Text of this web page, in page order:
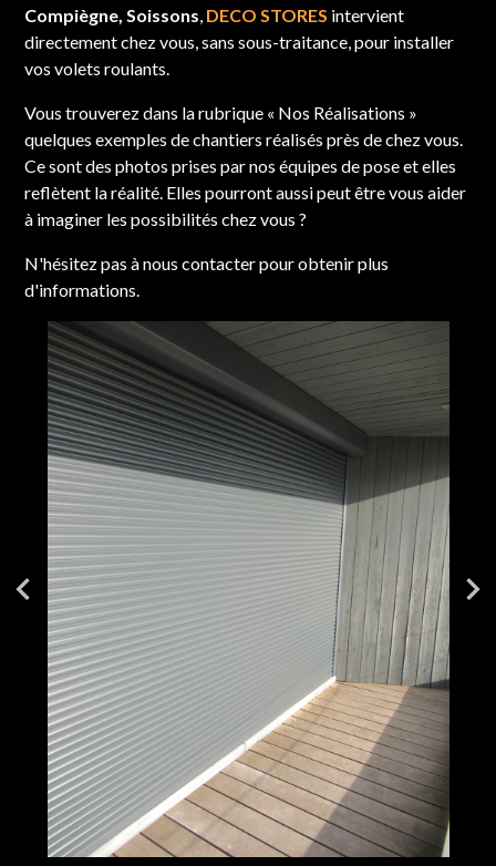
Compiègne, Soissons DECO STORES intervient
directement chez vous, sans sous-traitance, pour installer
vos volets roulants.
Vous trouverez dans la rubrique « Nos Réalisations »
quelques exemples de chantiers réalisés près de chez vous.
Ce sont des photos prises par nos équipes de pose et elles
reflètent la réalité. Elles pourront aussi peut être vous aider
à imaginer les possibilités chez vous ?
N'hésitez pas à nous contacter pour obtenir plus
d'informations.